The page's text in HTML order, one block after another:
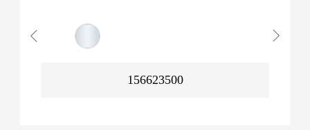
156623500